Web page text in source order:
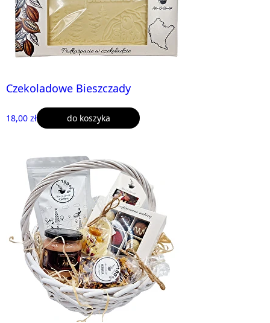
Czekoladowe Bieszczady
18,00 zł do koszyka